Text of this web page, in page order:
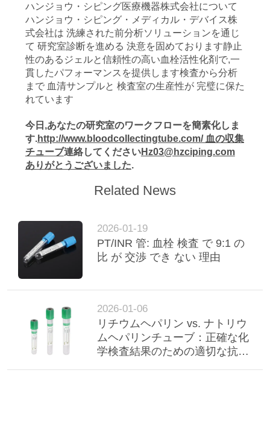
ハンジョウ・シピング医療機器株式会社について
ハンジョウ・シピング・メディカル・デバイス株
式会社は 洗練された前分析ソリューションを通じ
て 研究室診断を進める 決意を固めております静止
性のあるジェルと信頼性の高い血栓活性化剤で,一
貫したパフォーマンスを提供します検査から分析
まで 血清サンプルと 検査室の生産性が 完璧に保た
れています
今日,あなたの研究室のワークフローを簡素化しま
す.http://www.bloodcollectingtube.com/ 血の収集
チューブ連絡してくださいHz03@hzciping.com
ありがとうございました.
Related News
2026-01-19
PT/INR 管: 血栓 検査 で 9:1 の
比 が 交渉 でき ない 理由
2026-01-06
リチウムヘパリン vs. ナトリウ
ムヘパリンチューブ：正確な化
学検査結果のための適切な抗凝